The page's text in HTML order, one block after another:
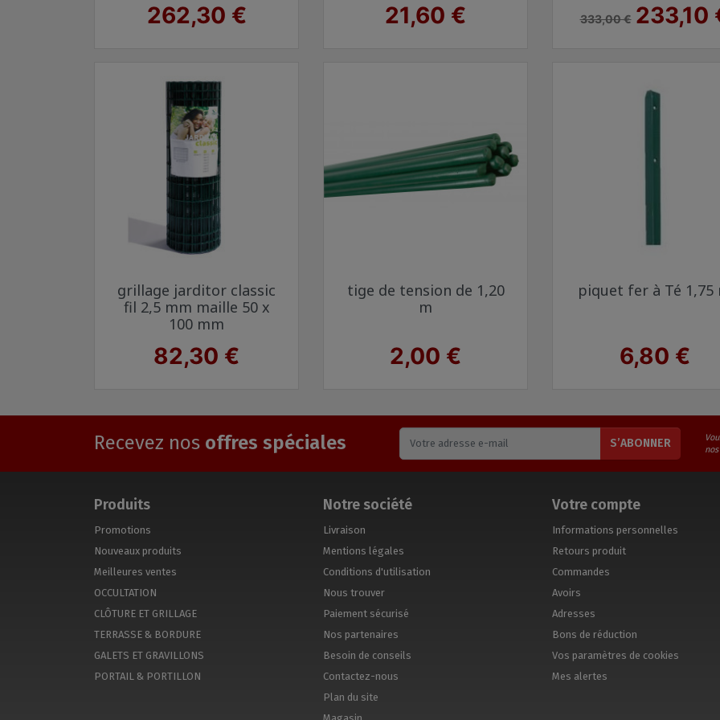
Prix
262,30 € Prix
21,60 € Prix de base
333,00 €
Prix
233,10
Aperçu rapide
Vert 6005
Gris anthracite 7016
grillage jarditor classic
fil 2,5 mm maille 50 x
100 mm
Prix
82,30 €
Aperçu rapide
Vert 6005
Gris anthracite 7016
tige de tension de 1,20
m
Prix
2,00 €
Aperçu rapide
Vert 6005
Gris
piquet fer à Té 1,75
Prix
6,80 €
Recevez nos offres spéciales S’ABONNER
Produits
Promotions
Nouveaux produits
Meilleures ventes
OCCULTATION
CLÔTURE ET GRILLAGE
TERRASSE & BORDURE
GALETS ET GRAVILLONS
PORTAIL & PORTILLON
Notre société
Livraison
Mentions légales
Conditions d'utilisation
Nous trouver
Paiement sécurisé
Nos partenaires
Besoin de conseils
Contactez-nous
Plan du site
Votre compte
Informations personnelles
Retours produit
Commandes
Avoirs
Adresses
Bons de réduction
Vos paramètres de cookies
Mes alertes